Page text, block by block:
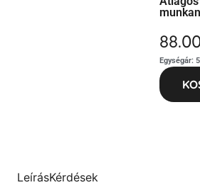
Egységár:
LeírásKérdések